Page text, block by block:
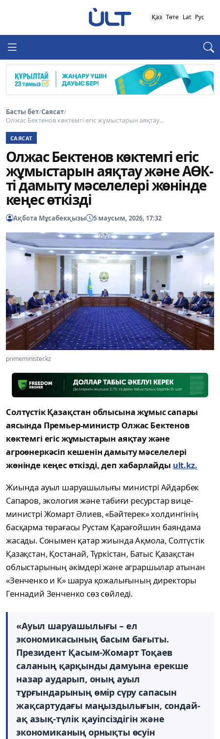
Қаз Төте Lat Рус
Басты бет/Саясат/
Олжас Бектенов көктемгі егіс жұмыстарын аяқтау...
САЯСАТ
Олжас Бектенов көктемгі егіс
жұмыстарын аяқтау және АӨК-
ті дамыту мәселелері жөнінде
кеңес өткізді
Ақбота Мұсабекқызы 5 маусым, 2026, 17:32
primeminister.kz
Солтүстік Қазақстан облысына жұмыс сапары
аясында Премьер-министр Олжас Бектенов
көктемгі егіс жұмыстарын аяқтау және
агроөнеркәсіп кешенін дамыту мәселелері
жөнінде кеңес өткізді, деп хабарлайды ult.kz.
Жиында ауыл шаруашылығы министрі Айдарбек
Сапаров, экология және табиғи ресурстар вице-
министрі Жомарт Әлиев, «Бәйтерек» холдингінің
басқарма төрағасы Рустам Қарағойшин баяндама
жасады. Сонымен қатар жиында Ақмола, Солтүстік
Қазақстан, Қостанай, Түркістан, Батыс Қазақстан
облыстарының әкімдері және аграршылар атынан
«Зенченко и К» шаруа қожалығының директоры
Геннадий Зенченко сөз сөйледі.
«Ауыл шаруашылығы – ел
экономикасының басым бағыты.
Президент Қасым-Жомарт Тоқаев
саланың қарқынды дамуына ерекше
назар аударып, оның ауыл
тұрғындарының өмір сүру сапасын
жақсартудағы маңыздылығын, сондай-
ақ азық-түлік қауіпсіздігін және
экономиканың орнықты өсуін